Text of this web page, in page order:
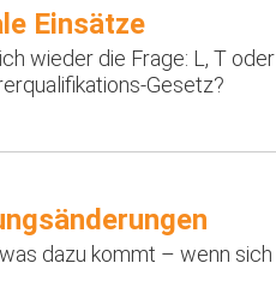
Einsätze
wieder die Frage: L, T oder
Gesetz?
dazu kommt – wenn sich